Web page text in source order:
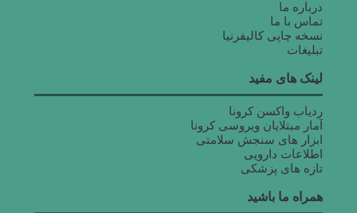
درباره ما
تماس با ما
نسخه چاپی کالیفرنیا
تبلیغات
لینک های مفید
ردیاب واکسن کرونا
آمار مبتلایان ویروسی کرونا
ابزار های سنجش سلامتی
اطلاعات دارویی
تازه های پزشکی
همراه ما باشید